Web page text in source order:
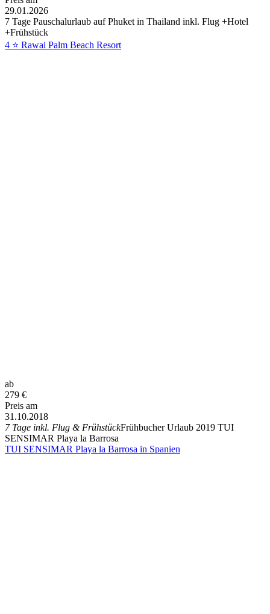
29.01.2026
7 Tage Pauschalurlaub auf Phuket in Thailand inkl. Flug +Hotel
+Frühstück
4 ⭐ Rawai Palm Beach Resort
ab
279 €
Preis am
31.10.2018
7 Tage inkl. Flug & FrühstückFrühbucher Urlaub 2019 TUI
SENSIMAR Playa la Barrosa
TUI SENSIMAR Playa la Barrosa in Spanien